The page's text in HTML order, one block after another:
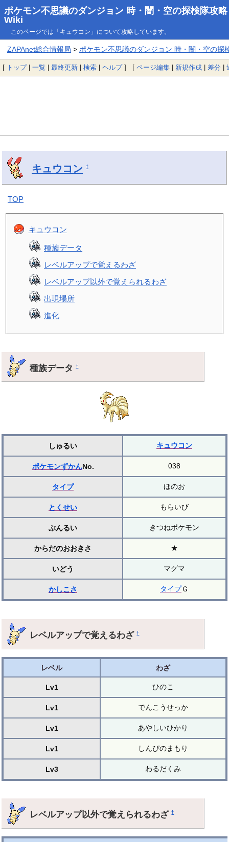
ポケモン不思議のダンジョン 時・闇・空の探検隊攻略
Wiki
このページでは「キュウコン」について攻略しています。
ZAPAnet総合情報局 > ポケモン不思議のダンジョン 時・闇・空の探
[ トップ| 一覧 | 最終更新 | 検索 | ヘルプ] [ ページ編集 | 新規作成 | 差分 |
キュウコン †
TOP
キュウコン
種族データ
レベルアップで覚えるわざ
レベルアップ以外で覚えられるわざ
出現場所
進化
種族データ†
しゅるい キュウコン
ポケモンずかんNo. 038
タイプ ほのお
とくせい もらいび
ぶんるい きつねポケモン
からだのおおきさ ★
いどう マグマ
かしこさ タイプＧ
レベルアップで覚えるわざ†
レベル わざ
Lv1 ひのこ
Lv1 でんこうせっか
Lv1 あやしいひかり
Lv1 しんぴのまもり
Lv3 わるだくみ
レベルアップ以外で覚えられるわざ†